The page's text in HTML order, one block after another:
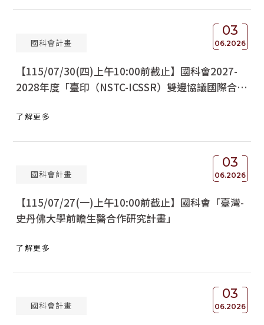
03
06.2026
國科會計畫
【115/07/30(四)上午10:00前截止】國科會2027-
2028年度「臺印（NSTC-ICSSR）雙邊協議國際合作
了解更多
03
06.2026
國科會計畫
【115/07/27(一)上午10:00前截止】國科會「臺灣-
史丹佛大學前瞻生醫合作研究計畫」
了解更多
03
06.2026
國科會計畫